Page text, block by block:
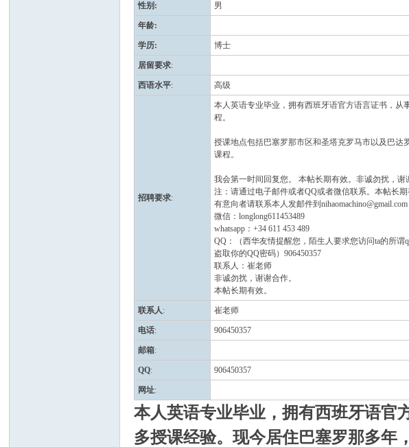
性别 : 男
年龄:
学历: 博士
居留要求:
西语水平: 高级
招聘要求:
本人英语专业毕业，拥有西班牙语官方语言证书，
程。
授课地点包括巴塞罗那市区和圣塔克罗马市以及巴
课程。
我会第一时间回复您。 本帖长期有效。非诚勿扰，谢
注：请通过电子邮件或者QQ或者微信联系。本帖长期
有意向者请联系本人发邮件到nihaomachino@gmail.com
微信：longlong611453489
whatsapp：+34 611 453 489
QQ：（西华友情提醒您，陌生人要求您访问ta的所
盗取你的QQ密码）906450357
联系人：崔老师
非诚勿扰，谢谢合作。
本帖长期有效。
联系人: 崔老师
电话: 906450357
邮箱:
QQ: 906450357
网址:
本人英语专业毕业，拥有西班牙语官
多授课经验。现今居住巴塞罗那多年